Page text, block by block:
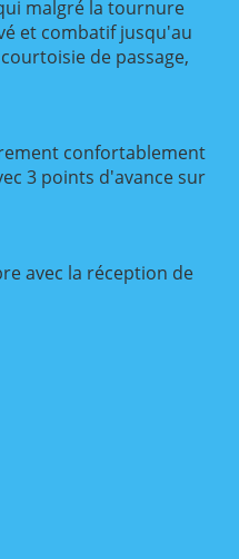
malgré la tournure
et combatif jusqu'au
de passage,
confortablement
3 points d'avance sur
avec la réception de